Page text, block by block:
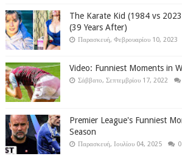
The Karate Kid (1984 vs
(39 Years After)
Παρασκευή, Φεβρουαρίου 10, 2023
Video: Funniest Moments in
Σάββατο, Σεπτεμβρίου 17, 2022
Premier League's Funniest
Season
Παρασκευή, Ιουλίου 04, 2025 0